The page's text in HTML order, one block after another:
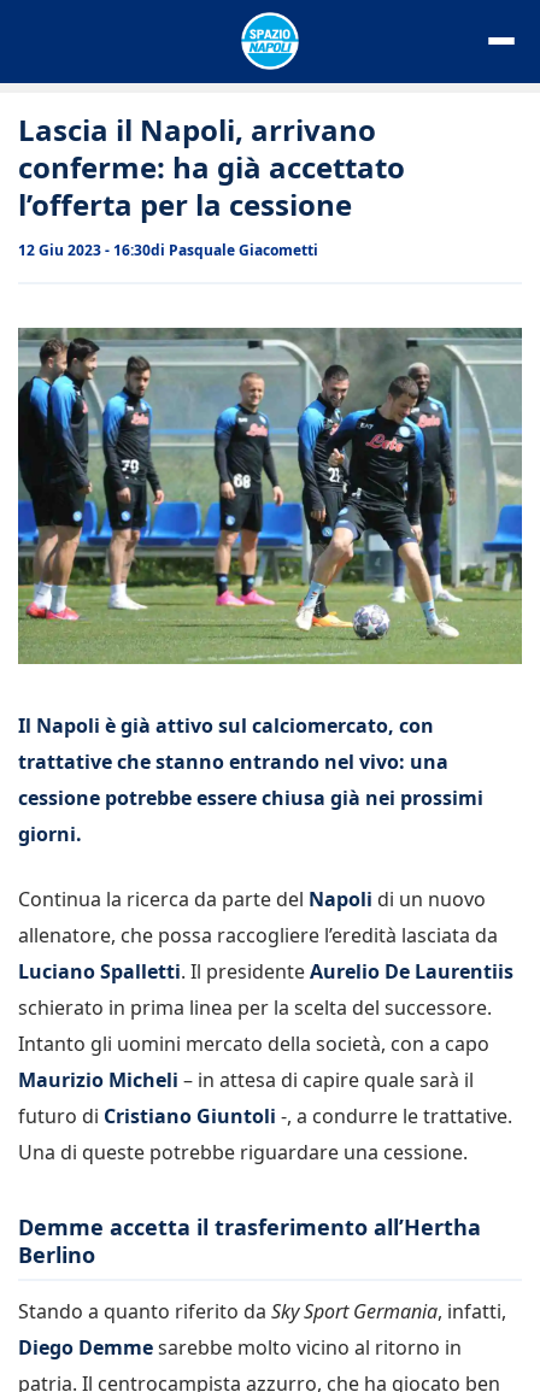
Lascia il Napoli, arrivano
conferme: ha già accettato
l’offerta per la cessione
12 Giu 2023 - 16:30di Pasquale Giacometti
Il Napoli è già attivo sul calciomercato, con
trattative che stanno entrando nel vivo: una
cessione potrebbe essere chiusa già nei prossimi
giorni.
Continua la ricerca da parte del Napoli di un nuovo
allenatore, che possa raccogliere l’eredità lasciata da
Luciano Spalletti. Il presidenteAurelio De Laurentiis
schierato in prima linea per la scelta del successore.
Intanto gli uomini mercato della società, con a capo
Maurizio Micheli – in attesa di capire quale sarà il
futuro di Cristiano Giuntoli -, a condurre le trattative.
Una di queste potrebbe riguardare una cessione.
Demme accetta il trasferimento all’Hertha
Berlino
Stando a quanto riferito da Sky Sport Germania, infatti,
Diego Demmesarebbe molto vicino al ritorno in
patria. Il centrocampista azzurro, che ha giocato ben